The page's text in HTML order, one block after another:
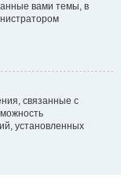
вами темы, в
связанные с
установленных